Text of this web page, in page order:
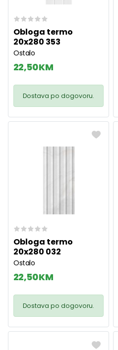
Obloga termo
20x280 353
Ostalo
22,50 KM
Dostava po dogovoru.
Obloga termo
20x280 032
Ostalo
22,50 KM
Dostava po dogovoru.